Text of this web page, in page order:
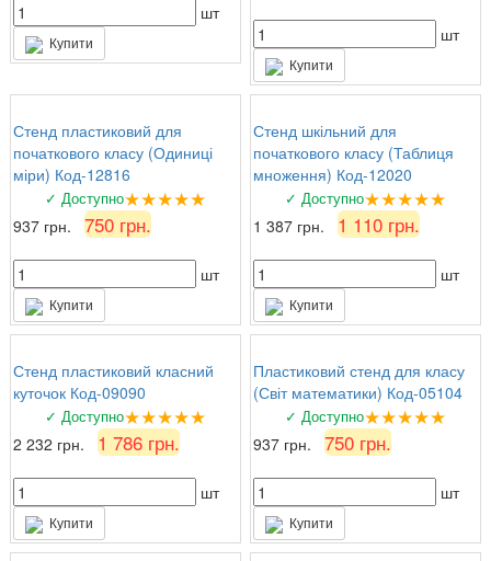
шт
Купити шт
Купити
Стенд пластиковий для
початкового класу (Одиниці
міри) Код-12816
✓ Доступно★★★★★
937 грн. 750 грн.
шт
Купити
Стенд шкільний для
початкового класу (Таблиця
множення) Код-12020
✓ Доступно★★★★★
1 387 грн. 1 110 грн.
шт
Купити
Стенд пластиковий класний
куточок Код-09090
✓ Доступно★★★★★
2 232 грн. 1 786 грн.
шт
Купити
Пластиковий стенд для класу
(Світ математики) Код-05104
✓ Доступно★★★★★
937 грн. 750 грн.
шт
Купити